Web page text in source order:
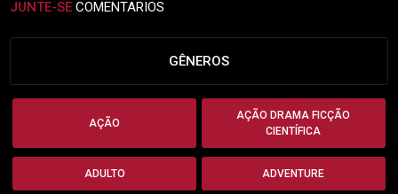
JUNTE-SE COMENTARIOS
GÊNEROS
AÇÃO
AÇÃO DRAMA FICÇÃO
CIENTÍFICA
ADULTO ADVENTURE